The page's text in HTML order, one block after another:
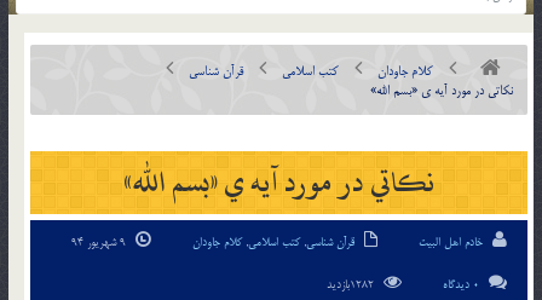
کلام جاودان کتب اسلامی
قرآن شناسی
نکاتي در مورد آيه ي «بسم الله»
نکاتي در مورد آيه ي «بسم الله»
خادم اهل البیت قرآن شناسی,کتب اسلامی,کلام جاودان
0 دیدگاه